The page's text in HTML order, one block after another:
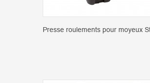
Presse roulements pour moyeux